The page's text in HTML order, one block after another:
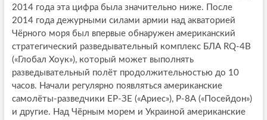
2014 года эта цифра была значительно ниже. После
2014 года дежурными силами армии над акваторией
Чёрного моря был впервые обнаружен американский
стратегический разведывательный комплекс БЛА RQ-4В
(«Глобал Хоук»), который может выполнять
разведывательный полёт продолжительностью до 10
часов. Начали регулярно появляться американские
самолёты-разведчики ЕР-ЗЕ («Ариес»), Р-8А («Посейдон»)
и другие. Над Чёрным морем и Украиной американские